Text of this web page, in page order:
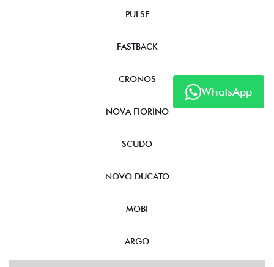
WhatsApp
PULSE
FASTBACK
CRONOS
NOVA FIORINO
SCUDO
NOVO DUCATO
MOBI
ARGO